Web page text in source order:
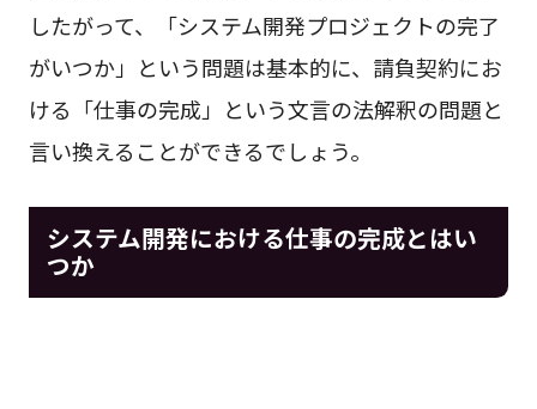
したがって、「システム開発プロジェクトの完了
がいつか」という問題は基本的に、請負契約にお
ける「仕事の完成」という文言の法解釈の問題と
言い換えることができるでしょう。
システム開発における仕事の完成とはい
つか